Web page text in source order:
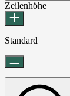
Zeilenhöhe
Standard